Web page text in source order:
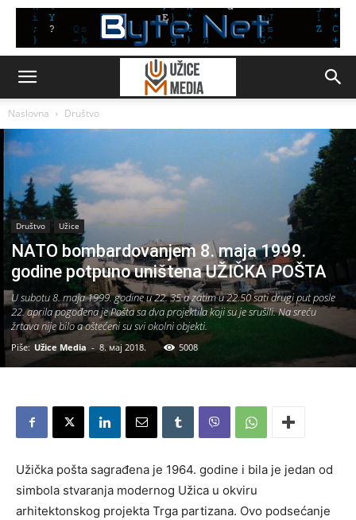
Naslovna Društvo
Društvo Užice
NATO bombardovanjem 8. maja 1999.
godine potpuno uništena UŽIČKA POŠTA
U subotu 8. maja 1999. godine u 22. 35 a zatim u 22.50 sati drugi put posle
22. aprila pogođena je Pošta sa dva projektila koji su je srušili. Na sreću
žrtava nije bilo a oštećeni su svi okolni objekti.
Piše: Užice Media - 8. мај 2018. 5008
Užička pošta sagrađena je 1964. godine i bila je jedan od
simbola stvaranja modernog Užica u okviru
arhitektonskog projekta Trga partizana. Ovo podsećanje